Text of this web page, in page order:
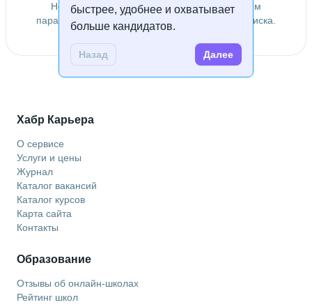
быстрее, удобнее и охватывает
больше кандидатов.
Назад Далее
Не удалось найти специалистов по заданным
параметрам. Попробуйте изменить условия поиска.
Хабр Карьера
О сервисе
Услуги и цены
Журнал
Каталог вакансий
Каталог курсов
Карта сайта
Контакты
Образование
Отзывы об онлайн-школах
Рейтинг школ